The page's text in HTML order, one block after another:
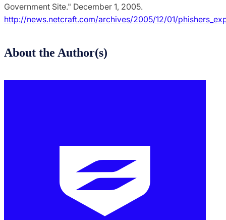
Government Site." December 1, 2005.
http://news.netcraft.com/archives/2005/12/01/
About the Author(s)